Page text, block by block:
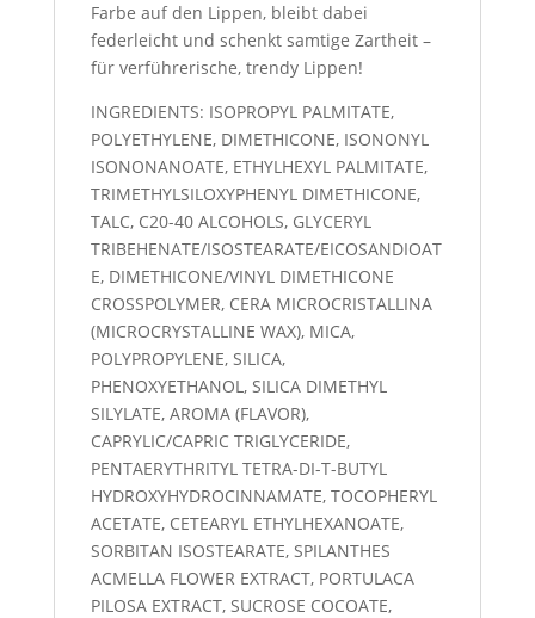
Farbe auf den Lippen, bleibt dabei
federleicht und schenkt samtige Zartheit –
für verführerische, trendy Lippen!
INGREDIENTS: ISOPROPYL PALMITATE,
POLYETHYLENE, DIMETHICONE, ISONONYL
ISONONANOATE, ETHYLHEXYL PALMITATE,
TRIMETHYLSILOXYPHENYL DIMETHICONE,
TALC, C20-40 ALCOHOLS, GLYCERYL
TRIBEHENATE/ISOSTEARATE/EICOSANDIOAT
E, DIMETHICONE/VINYL DIMETHICONE
CROSSPOLYMER, CERA MICROCRISTALLINA
(MICROCRYSTALLINE WAX), MICA,
POLYPROPYLENE, SILICA,
PHENOXYETHANOL, SILICA DIMETHYL
SILYLATE, AROMA (FLAVOR),
CAPRYLIC/CAPRIC TRIGLYCERIDE,
PENTAERYTHRITYL TETRA-DI-T-BUTYL
HYDROXYHYDROCINNAMATE, TOCOPHERYL
ACETATE, CETEARYL ETHYLHEXANOATE,
SORBITAN ISOSTEARATE, SPILANTHES
ACMELLA FLOWER EXTRACT, PORTULACA
PILOSA EXTRACT, SUCROSE COCOATE,